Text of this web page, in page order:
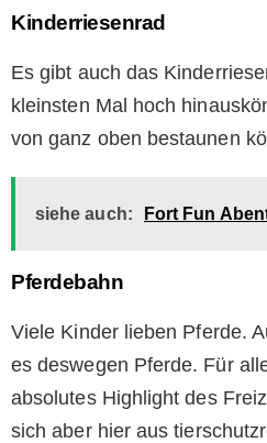
Kinderriesenrad
Es gibt auch das
kleinsten Mal hoch
von ganz oben bestaunen
siehe auch: Fort Fun
Pferdebahn
Viele Kinder lieben Pferde.
es deswegen Pferde. Für
absolutes Highlight des
sich aber hier aus